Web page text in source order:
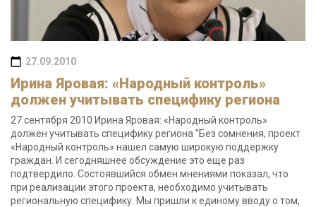
27.09.2010
Ирина Яровая: «Народный контроль»
должен учитывать специфику региона
27 сентября 2010 Ирина Яровая: «Народный контроль»
должен учитывать специфику региона "Без сомнения, проект
«Народный контроль» нашел самую широкую поддержку
граждан. И сегодняшнее обсуждение это еще раз
подтвердило. Состоявшийся обмен мнениями показал, что
при реализации этого проекта, необходимо учитывать
региональную специфику. Мы пришли к единому вводу о том,